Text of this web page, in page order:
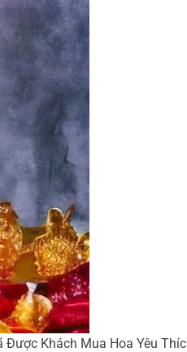
Khách Mua Hoa Yêu